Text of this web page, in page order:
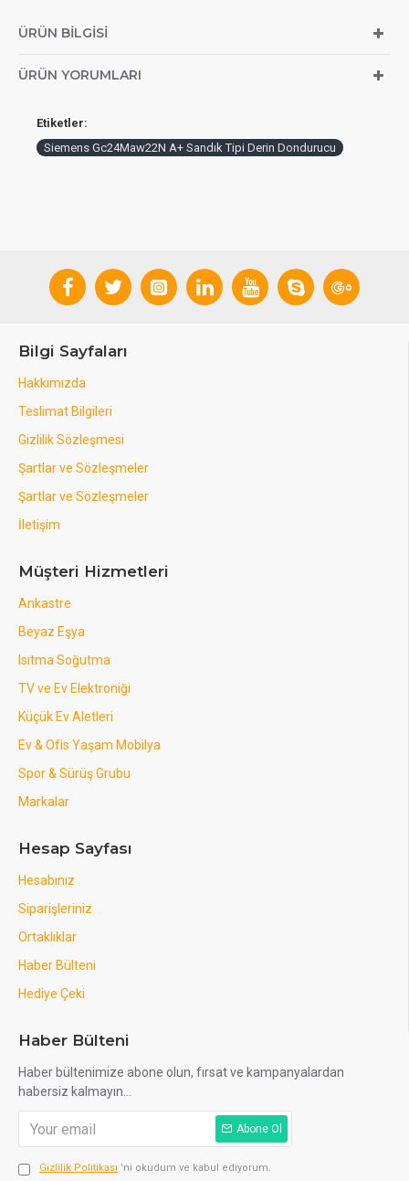
ÜRÜN BILGISI
ÜRÜN YORUMLARI
Etiketler:
Siemens Gc24Maw22N A+ Sandık Tipi Derin Dondurucu
Bilgi Sayfaları
Hakkımızda
Teslimat Bilgileri
Gizlilik Sözleşmesi
Şartlar ve Sözleşmeler
Şartlar ve Sözleşmeler
İletişim
Müşteri Hizmetleri
Ankastre
Beyaz Eşya
Isıtma Soğutma
TV ve Ev Elektroniği
Küçük Ev Aletleri
Ev & Ofis Yaşam Mobilya
Spor & Sürüş Grubu
Markalar
Hesap Sayfası
Hesabınız
Siparişleriniz
Ortaklıklar
Haber Bülteni
Hediye Çeki
Haber Bülteni
Haber bültenimize abone olun, fırsat ve kampanyalardan
habersiz kalmayın...
Abone Ol
Gizlilik Politikası 'ni okudum ve kabul ediyorum.